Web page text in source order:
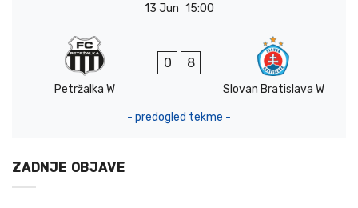
13 Jun 15:00
Petržalka W
0 8
Slovan Bratislava W
- predogled tekme -
ZADNJE OBJAVE